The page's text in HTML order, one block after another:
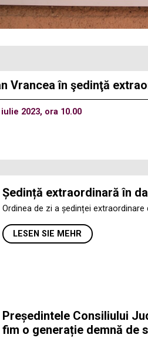
Vrancea în şedinţă
2023, ora 10.00
Ședință extraordinară în
Ordinea de zi a ședinței
LESEN SIE MEHR
Președintele Consiliului
fim o generație demnă de